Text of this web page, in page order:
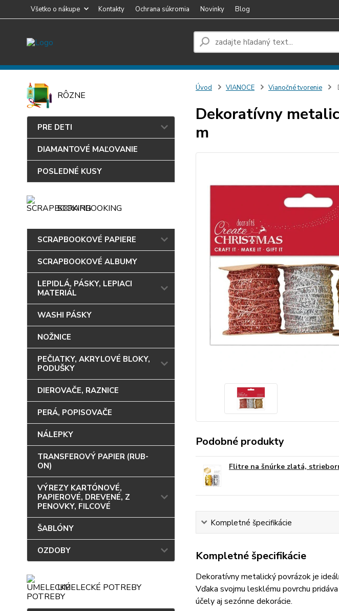
Všetko o nákupe Kontakty Ochrana súkromia Novinky Blog
RÔZNE
PRE DETI
DIAMANTOVÉ MAĽOVANIE
POSLEDNÉ KUSY
SCRAPBOOKING
SCRAPBOOKOVÉ PAPIERE
SCRAPBOOKOVÉ ALBUMY
LEPIDLÁ, PÁSKY, LEPIACI
MATERIÁL
WASHI PÁSKY
NOŽNICE
PEČIATKY, AKRYLOVÉ BLOKY,
PODUŠKY
DIEROVAČE, RAZNICE
PERÁ, POPISOVAČE
NÁLEPKY
TRANSFEROVÝ PAPIER (RUB-
ON)
VÝREZY KARTÓNOVÉ,
PAPIEROVÉ, DREVENÉ, Z
PENOVKY, FILCOVÉ
ŠABLÓNY
OZDOBY
UMELECKÉ POTREBY
Úvod VIANOCE Vianočné tvorenie
Dekoratívny
m
Podobné produkty
Flitre na šnúrke zlatá,
Kompletné špecifikácie
Kompletné špecifikácie
Dekoratívny metalický povrázok je
Vďaka svojmu lesklému povrchu
účely aj sezónne dekorácie.